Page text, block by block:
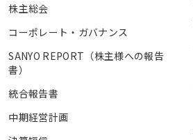
株主総会
コーポレート・ガバナンス
SANYO REPORT（株主様への報告
書）
統合報告書
中期経営計画